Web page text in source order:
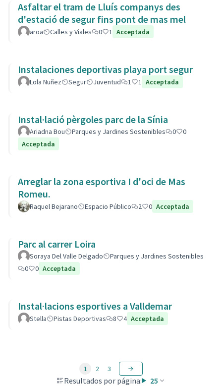
Asfaltar el tram de Lluís companys des
d'estació de segur fins pont de mas mel
aroa Calles y Viales 0 1 Acceptada
Instalaciones deportivas playa port segur
Lola Nuñez Segur Juventud 1 1 Acceptada
Instal·lació pèrgoles parc de la Sínia
Ariadna Bou Parques y Jardines Sostenibles 0
0
Acceptada
Arreglar la zona esportiva I d'oci de Mas
Romeu.
Raquel Bejarano Espacio Público 2 0 Acceptada
Parc al carrer Loira
Soraya Del Valle Delgado
Parques y Jardines Sostenibles
0
0 Acceptada
Instal·lacions esportives a Valldemar
Stella Pistas Deportivas 8 4 Acceptada
Resultados por página: 25
1 2 3